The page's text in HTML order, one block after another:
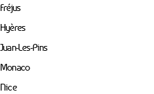
Fréjus
Hyères
Juan-Les-Pins
Monaco
Nice